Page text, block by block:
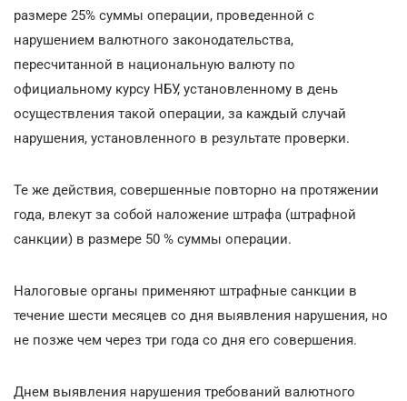
размере 25% суммы операции, проведенной с
нарушением валютного законодательства,
пересчитанной в национальную валюту по
официальному курсу НБУ, установленному в день
осуществления такой операции, за каждый случай
нарушения, установленного в результате проверки.
Те же действия, совершенные повторно на протяжении
года, влекут за собой наложение штрафа (штрафной
санкции) в размере 50 % суммы операции.
Налоговые органы применяют штрафные санкции в
течение шести месяцев со дня выявления нарушения, но
не позже чем через три года со дня его совершения.
Днем выявления нарушения требований валютного